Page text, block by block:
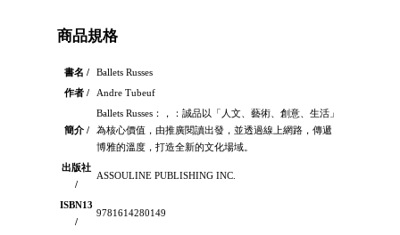
商品規格
書名 /
Ballets Russes
作者 /
Andre Tubeuf
簡介 /
Ballets Russes：，：誠品以「人文、藝術、創意、生活」
為核心價值，由推廣閱讀出發，並透過線上網路，傳遞
博雅的溫度，打造全新的文化場域。
出版社
/
ASSOULINE PUBLISHING INC.
ISBN13
/
9781614280149